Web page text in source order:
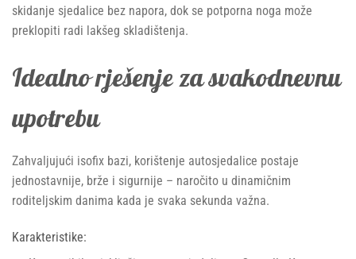
skidanje sjedalice bez napora, dok se potporna noga može
preklopiti radi lakšeg skladištenja.
Idealno rješenje za svakodnevnu
upotrebu
Zahvaljujući isofix bazi, korištenje autosjedalice postaje
jednostavnije, brže i sigurnije – naročito u dinamičnim
roditeljskim danima kada je svaka sekunda važna.
Karakteristike: